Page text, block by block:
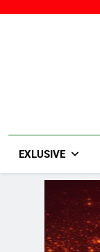
EXLUSIVE